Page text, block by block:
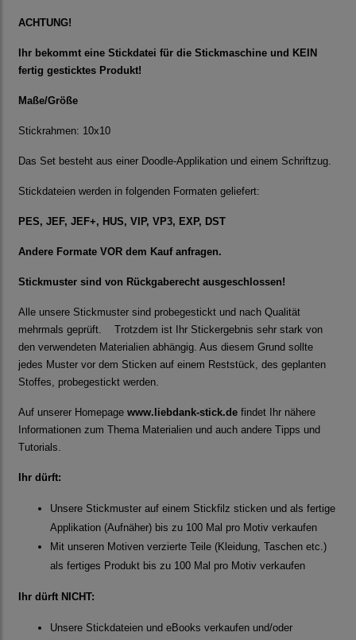
ACHTUNG!
Ihr bekommt eine Stickdatei für die Stickmaschine und KEIN
fertig gesticktes Produkt!
Maße/Größe
Stickrahmen: 10x10
Das Set besteht aus einer Doodle-Applikation und einem Schriftzug.
Stickdateien werden in folgenden Formaten geliefert:
PES, JEF, JEF+, HUS, VIP, VP3, EXP, DST
Andere Formate VOR dem Kauf anfragen.
Stickmuster sind von Rückgaberecht ausgeschlossen!
Alle unsere Stickmuster sind probegestickt und nach Qualität
mehrmals geprüft. Trotzdem ist Ihr Stickergebnis sehr stark von
den verwendeten Materialien abhängig. Aus diesem Grund sollte
jedes Muster vor dem Sticken auf einem Reststück, des geplanten
Stoffes, probegestickt werden.
Auf unserer Homepage www.liebdank-stick.de findet Ihr nähere
Informationen zum Thema Materialien und auch andere Tipps und
Tutorials.
Ihr dürft:
Unsere Stickmuster auf einem Stickfilz sticken und als fertige
Applikation (Aufnäher) bis zu 100 Mal pro Motiv verkaufen
Mit unseren Motiven verzierte Teile (Kleidung, Taschen etc.)
als fertiges Produkt bis zu 100 Mal pro Motiv verkaufen
Ihr dürft NICHT:
Unsere Stickdateien und eBooks verkaufen und/oder